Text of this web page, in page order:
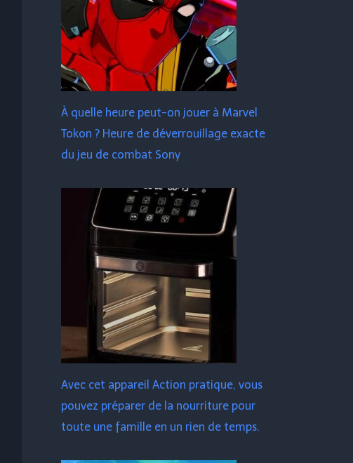
À quelle heure peut-on jouer à Marvel
Tokon ? Heure de déverrouillage exacte
du jeu de combat Sony
Avec cet appareil Action pratique, vous
pouvez préparer de la nourriture pour
toute une famille en un rien de temps.